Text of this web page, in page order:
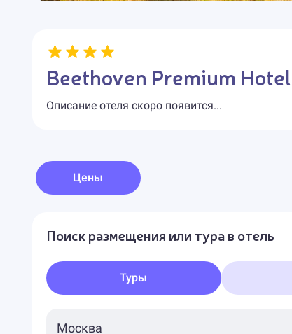
Beethoven Premium Hotel
Описание отеля скоро появится...
Цены
Поиск размещения или тура в отель
Туры